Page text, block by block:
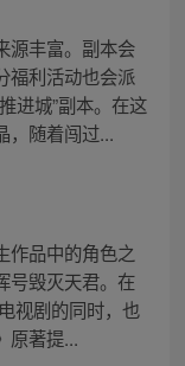
源丰富。副本会
福利活动也会派
进城”副本。在这
，随着闯过...
作品中的角色之
号毁灭天君。在
视剧的同时，也
原著提...